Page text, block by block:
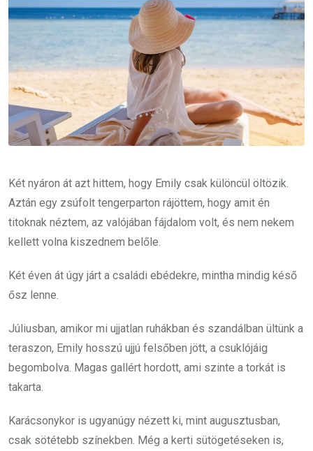
Két nyáron át azt hittem, hogy Emily csak különcül öltözik.
Aztán egy zsúfolt tengerparton rájöttem, hogy amit én
titoknak néztem, az valójában fájdalom volt, és nem nekem
kellett volna kiszednem belőle.
Két éven át úgy járt a családi ebédekre, mintha mindig késő
ősz lenne.
Júliusban, amikor mi ujjatlan ruhákban és szandálban ültünk a
teraszon, Emily hosszú ujjú felsőben jött, a csuklójáig
begombolva. Magas gallért hordott, ami szinte a torkát is
takarta.
Karácsonykor is ugyanúgy nézett ki, mint augusztusban,
csak sötétebb színekben. Még a kerti sütögetéseken is,